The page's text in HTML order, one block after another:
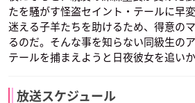
たを騒がす怪盗セイント・テールに早変
迷える子羊たちを助けるため、得意の
るのだ。そんな事を知らない同級生の
テールを捕まえようと日夜彼女を追い
放送スケジュール